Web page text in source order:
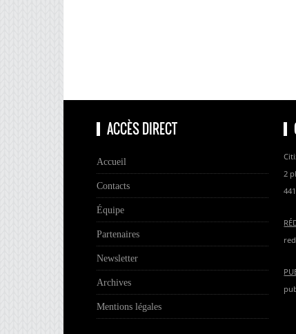
ACCÈS DIRECT
Accueil
Contacts
Équipe
Partenaires
Newsletter
Archives
Mentions légales
2